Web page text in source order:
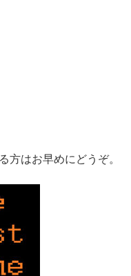
方はお早めにどうぞ。